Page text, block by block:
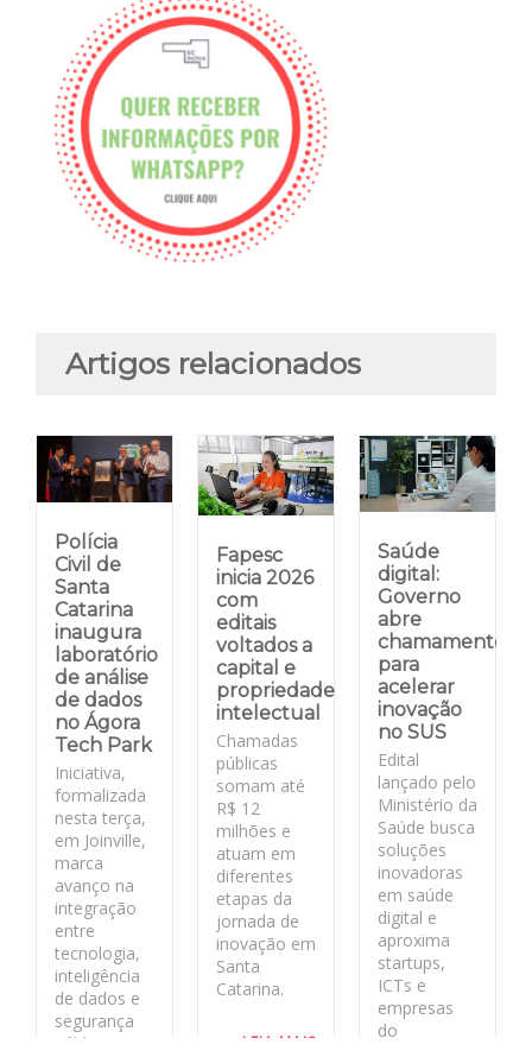
Artigos relacionados
Polícia
Civil de
Santa
Catarina
inaugura
laboratório
de análise
de dados
no Ágora
Tech Park
Iniciativa,
formalizada
nesta terça,
em Joinville,
marca
avanço na
integração
entre
tecnologia,
inteligência
de dados e
segurança
pública no
Fapesc
inicia 2026
com
editais
voltados a
capital e
propriedade
intelectual
Chamadas
públicas
somam até
R$ 12
milhões e
atuam em
diferentes
etapas da
jornada de
inovação em
Santa
Catarina.
LEIA MAIS
Saúde
digital:
Governo
abre
chamamento
para
acelerar
inovação
no SUS
Edital
lançado pelo
Ministério da
Saúde busca
soluções
inovadoras
em saúde
digital e
aproxima
startups,
ICTs e
empresas
do